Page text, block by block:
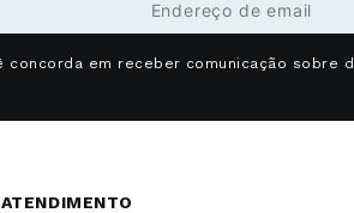
concorda em receber comunicação sobre
ATENDIMENTO